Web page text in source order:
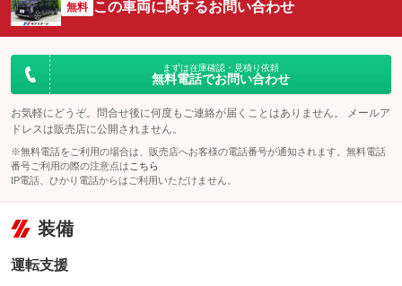
無料 この車両に関するお問い合わせ
まずは在庫確認・見積り依頼
無料電話でお問い合わせ
お気軽にどうぞ。問合せ後に何度もご連絡が届くことはありません。 メールア
ドレスは販売店に公開されません。
※無料電話をご利用の場合は、販売店へお客様の電話番号が通知されます。無料電話
番号ご利用の際の注意点は こちら
IP電話、ひかり電話からはご利用いただけません。
装備
運転支援